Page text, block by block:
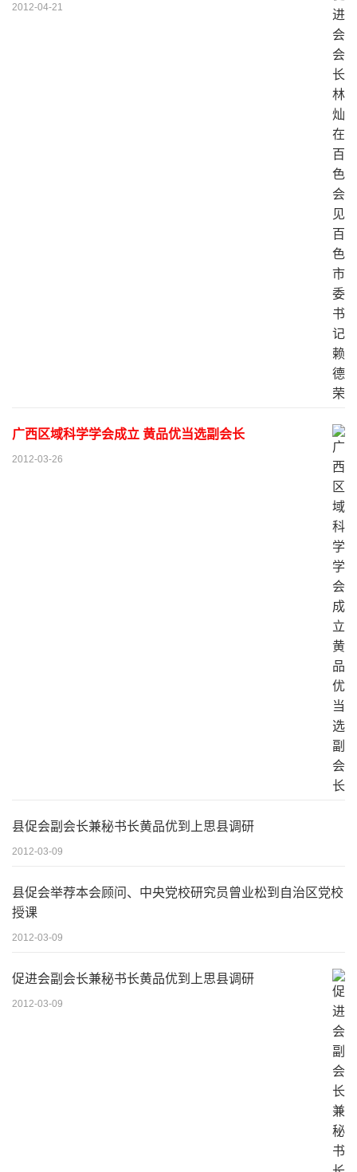
2012-04-21
广西区域科学学会成立 黄品优当选副会长
2012-03-26
县促会副会长兼秘书长黄品优到上思县调研
2012-03-09
县促会举荐本会顾问、中央党校研究员曾业松到自治区党校
授课
2012-03-09
促进会副会长兼秘书长黄品优到上思县调研
2012-03-09